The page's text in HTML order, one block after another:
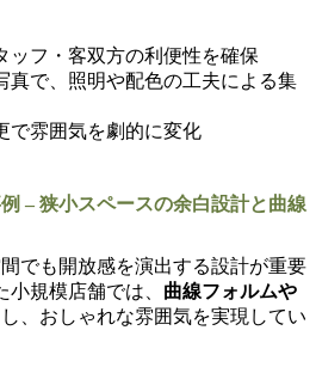
ッフ・客双方の利便性を確保
真で、照明や配色の工夫による集
で雰囲気を劇的に変化
– 狭小スペースの余白設計と曲線
でも開放感を演出する設計が重要
規模店舗では、 曲線フォルムや
、おしゃれな雰囲気を実現してい